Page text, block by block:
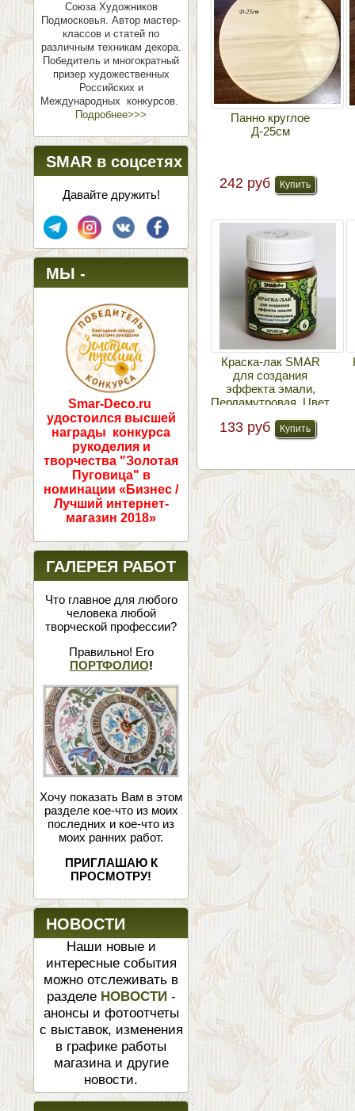
Союза Художников
Подмосковья. Автор мастер-
классов и статей по
различным техникам декора.
Победитель и многократный
призер художественных
Российских и
Международных конкурсов.
Подробнее>>>
SMAR в соцсетях
Давайте дружить!
МЫ -
ПОБЕДИТЕЛИ!
Smar-Deco.ru
удостоился высшей
награды конкурса
рукоделия и
творчества "Золотая
Пуговица" в
номинации «Бизнес /
Лучший интернет-
магазин 2018»
ГАЛЕРЕЯ РАБОТ
Что главное для любого
человека любой
творческой профессии?
Правильно! Его
ПОРТФОЛИО!
Хочу показать Вам в этом
разделе кое-что из моих
последних и кое-что из
моих ранних работ.
ПРИГЛАШАЮ К
ПРОСМОТРУ!
НОВОСТИ
Наши новые и
интересные события
можно отслеживать в
разделе НОВОСТИ -
анонсы и фотоотчеты
с выставок, изменения
в графике работы
магазина и другие
новости.
Панно круглое
Д-25см
242 руб
Краска-лак SMAR
для создания
эффекта эмали,
Перламутровая. Цвет
133 руб